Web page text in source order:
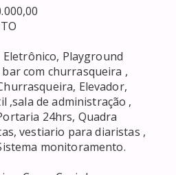
com churrasqueira ,
Elevador,
,sala de administração ,
24hrs, Quadra
vestiario para diaristas ,
monitoramento.